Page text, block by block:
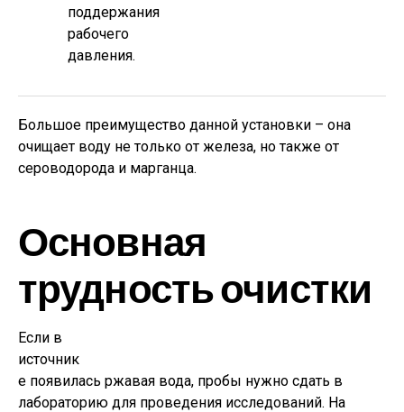
поддержания
рабочего
давления.
Большое преимущество данной установки – она
очищает воду не только от железа, но также от
сероводорода и марганца.
Основная
трудность очистки
Если в
источник
е появилась ржавая вода, пробы нужно сдать в
лабораторию для проведения исследований. На